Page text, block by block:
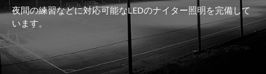
夜間の練習などに対応可能なLEDのナイター照明を完備して
います。